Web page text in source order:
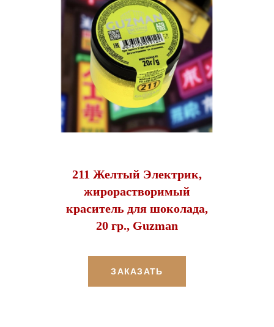
211 Желтый Электрик,
жирорастворимый
краситель для шоколада,
20 гр., Guzman
ЗАКАЗАТЬ